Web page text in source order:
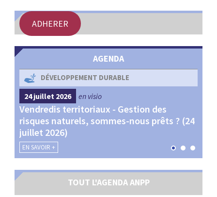
ADHERER
AGENDA
DÉVELOPPEMENT DURABLE
24 juillet 2026 en visio
Vendredis territoriaux - Gestion des
risques naturels, sommes-nous prêts ? (24
juillet 2026)
EN SAVOIR +
TOUT L'AGENDA ANPP